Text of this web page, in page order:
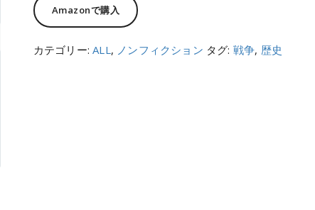
Amazonで購入
カテゴリー:ALL, ノンフィクション タグ: 戦争, 歴史